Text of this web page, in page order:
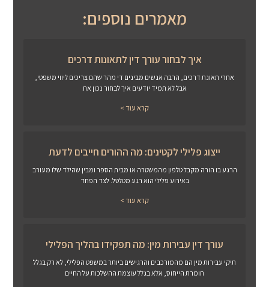
מאמרים נוספים:
איך לבחור עורך דין לתאונות דרכים
אחרי תאונת דרכים, הרבה אנשים מבינים די מהר שהם צריכים ליווי משפטי,
אבל לא תמיד יודעים איך לבחור נכון את
קרא עוד >
ייצוג פלילי לקטינים: מה ההורים חייבים לדעת
הרגע בו הורה מקבל טלפון מהמשטרה או מבית הספר ומבין שהילד שלו מעורב
באירוע פלילי הוא רגע מטלטל. לצד הפחד
קרא עוד >
עורך דין עבירות מין: מה תפקידו בהליך הפלילי
תיקי עבירות מין הם מהמורכבים והרגישים ביותר במשפט הפלילי, לא רק בגלל
חומרת הייחוס, אלא בגלל עוצמת ההשלכות על החיים